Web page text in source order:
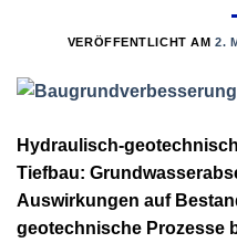
VERÖFFENTLICHT AM 2.
Hydraulisch-
Tiefbau:
Auswirkungen auf
geotechnische Prozesse